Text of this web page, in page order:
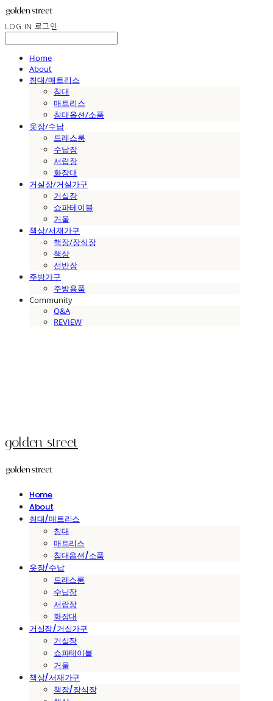
LOG IN 로그인
Home
About
침대/매트리스
침대
매트리스
침대옵션/소품
옷장/수납
드레스룸
수납장
서랍장
화장대
거실장/거실가구
거실장
쇼파테이블
거울
책상/서재가구
책장/장식장
책상
선반장
주방가구
주방용품
Community
Q&A
REVIEW
golden street
Home
About
침대/매트리스
침대
매트리스
침대옵션/소품
옷장/수납
드레스룸
수납장
서랍장
화장대
거실장/거실가구
거실장
쇼파테이블
거울
책상/서재가구
책장/장식장